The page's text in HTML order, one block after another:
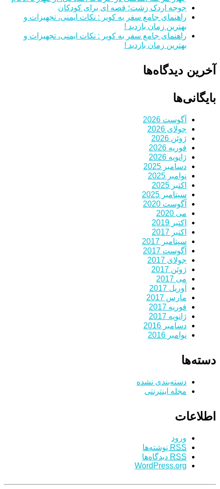
جوجه اردک زشت؛ قصه ای برای کودکان
راهنمای جامع سفر به کویر : نکات ایمنی، تجهیزات و
بهترین زمان بازدید !
راهنمای جامع سفر به کویر : نکات ایمنی، تجهیزات و
بهترین زمان بازدید !
آخرین دیدگاه‌ها
بایگانی‌ها
آگوست 2026
جولای 2026
ژوئن 2026
فوریه 2026
ژانویه 2026
دسامبر 2025
نوامبر 2025
اکتبر 2025
سپتامبر 2025
آگوست 2020
می 2020
اکتبر 2019
اکتبر 2017
سپتامبر 2017
آگوست 2017
جولای 2017
ژوئن 2017
می 2017
آوریل 2017
مارس 2017
فوریه 2017
ژانویه 2017
دسامبر 2016
نوامبر 2016
دسته‌ها
دسته‌بندی نشده
مجله اینترنتی
اطلاعات
ورود
RSS نوشته‌ها
RSS دیدگاه‌ها
WordPress.org